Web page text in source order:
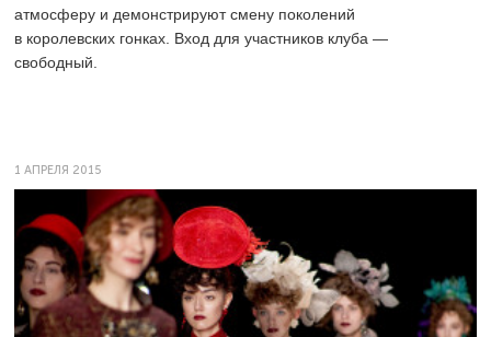
атмосферу и демонстрируют смену поколений
в королевских гонках. Вход для участников клуба —
свободный.
1 АПРЕЛЯ 2015